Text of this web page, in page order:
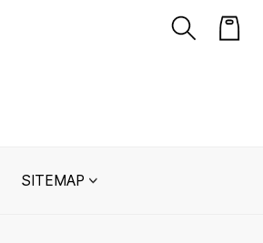
SITEMAP